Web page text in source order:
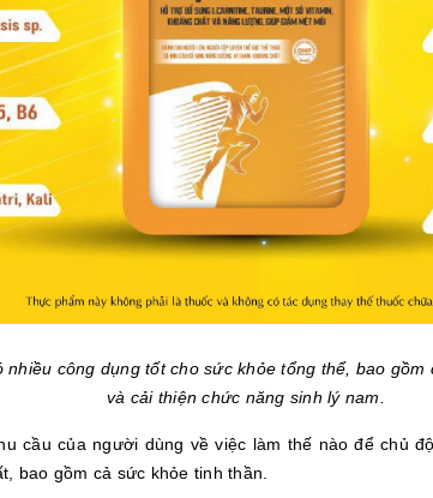
nhiều công dụng tốt cho sức khỏe tổng thể, bao
và cải thiện chức năng sinh lý nam.
cầu của người dùng về việc làm thế nào để chủ
bao gồm cả sức khỏe tinh thần.